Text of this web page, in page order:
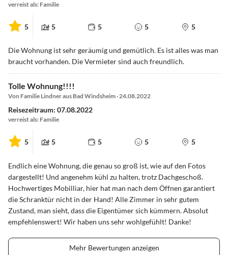
verreist als: Familie
5 5 5 5 5
Die Wohnung ist sehr geräumig und gemütlich. Es ist alles was man
braucht vorhanden. Die Vermieter sind auch freundlich.
Tolle Wohnung!!!!
Von Familie Lindner aus Bad Windsheim · 24.08.2022
Reisezeitraum: 07.08.2022
verreist als: Familie
5 5 5 5 5
Endlich eine Wohnung, die genau so groß ist, wie auf den Fotos
dargestellt! Und angenehm kühl zu halten, trotz Dachgeschoß.
Hochwertiges Mobilliar, hier hat man nach dem Öffnen garantiert
die Schranktür nicht in der Hand! Alle Zimmer in sehr gutem
Zustand, man sieht, dass die Eigentümer sich kümmern. Absolut
empfehlenswert! Wir haben uns sehr wohlgefühlt! Danke!
Mehr Bewertungen anzeigen